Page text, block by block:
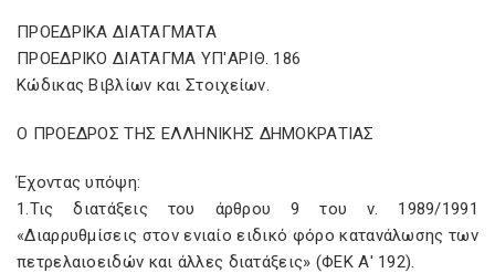
ΠΡΟΕΔΡΙΚΑ ΔΙΑΤΑΓΜΑΤΑ
ΠΡΟΕΔΡΙΚΟ ΔΙΑΤΑΓΜΑ ΥΠ'ΑΡΙΘ. 186
Κώδικας Βιβλίων και Στοιχείων.
Ο ΠΡΟΕΔΡΟΣ ΤΗΣ ΕΛΛΗΝΙΚΗΣ ΔΗΜΟΚΡΑΤΙΑΣ
Έχοντας υπόψη:
1.Τις διατάξεις του άρθρου 9 του ν. 1989/1991
«Διαρρυθμίσεις στον ενιαίο ειδικό φόρο κατανάλωσης των
πετρελαιοειδών και άλλες διατάξεις» (ΦΕΚ Α' 192).